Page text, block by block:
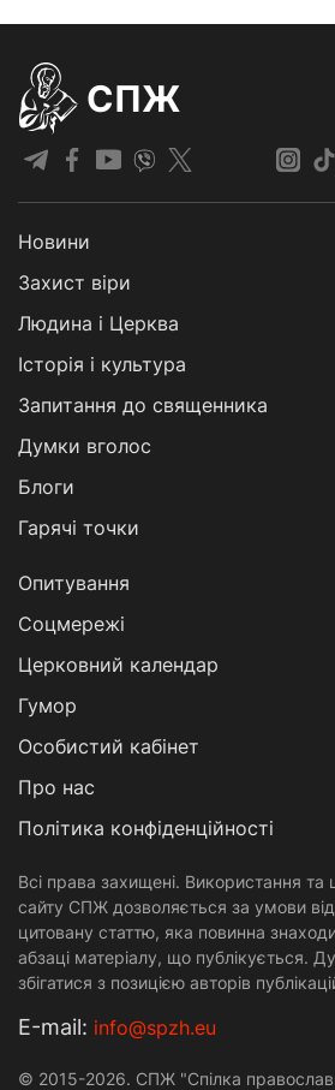
СПЖ
Новини
Захист віри
Людина і Церква
Історія і культура
Запитання до священника
Думки вголос
Блоги
Гарячі точки
Опитування
Соцмережі
Церковний календар
Гумор
Особистий кабінет
Про нас
Політика конфіденційності
Всі права захищені. Використання та
сайту СПЖ дозволяється за умови
цитовану статтю, яка повинна
абзаці матеріалу, що публікується.
збігатися з позицією авторів
Е-mail: info@spzh.eu
© 2015-2026. СПЖ "Спілка